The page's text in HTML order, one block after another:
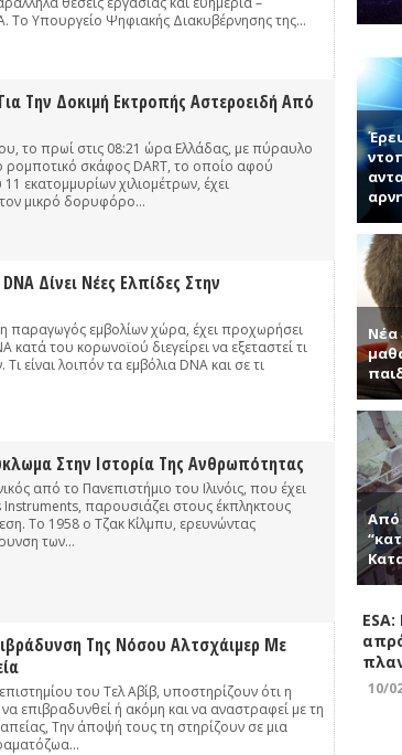
Μπάμπουλη για τα ενδιαφέροντα τεχνητά υλικά,
τον Ερωτόκριτο Κατσαβουνίδη, διευθυντή έρευνας
με τον Χρήστο Τσάγκα, Αναπληρωτή Καθηγητή
Το Υπουργείο Ψηφιακής Διακυβέρνησης της...
Την Δοκιμή Εκτροπής Αστεροειδή Από
το πρωί στις 08:21 ώρα Ελλάδας, με πύραυλο
ρομποτικό σκάφος DART, το οποίο αφού
εκατομμυρίων χιλιομέτρων, έχει
μικρό δορυφόρο...
Δίνει Νέες Ελπίδες Στην
παραγωγός εμβολίων χώρα, έχει προχωρήσει
κατά του κορωνοϊού διεγείρει να εξεταστεί τι
είναι λοιπόν τα εμβόλια DNA και σε τι
Στην Ιστορία Της Ανθρωπότητας
από το Πανεπιστήμιο του Ιλινόις, που έχει
παρουσιάζει στους έκπληκτους
Το 1958 ο Τζακ Κίλμπυ, ερευνώντας
των...
Της Νόσου Αλτσχάιμερ Με
του Τελ Αβίβ, υποστηρίζουν ότι η
επιβραδυνθεί ή ακόμη και να αναστραφεί με τη
Την άποψή τους τη στηρίζουν σε μια
Νέα
Από
10/